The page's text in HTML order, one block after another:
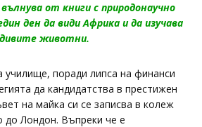
от книги с природонаучно
ден да види Африка и да изучава
дивите животни.
поради липса на финанси
да кандидатства в престижен
на майка си се записва в колеж
до Лондон. Въпреки че е